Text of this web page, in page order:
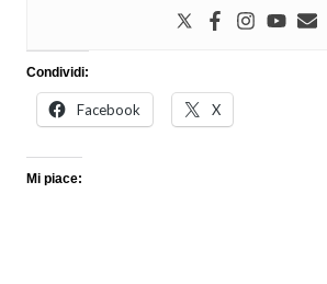
Condividi:
Facebook X
Mi piace: